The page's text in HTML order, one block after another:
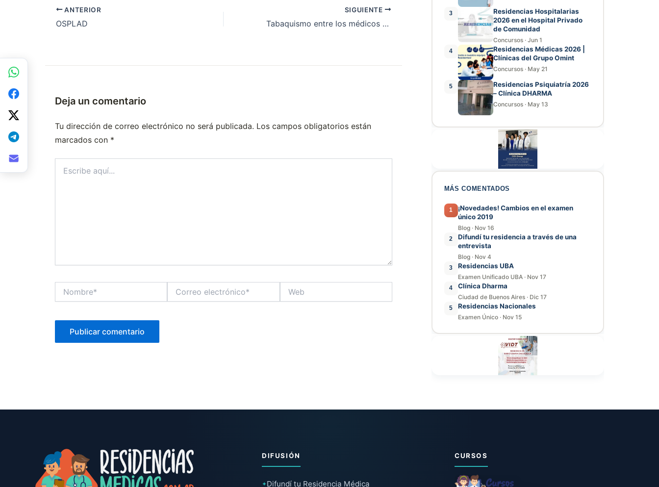
ANTERIOR
OSPLAD
SIGUIENTE
Tabaquismo entre los médicos residentes
Deja un comentario
Tu dirección de correo electrónico no será publicada. Los campos obligatorios están
marcados con *
aquí...
electrónico*
3
Residencias Hospitalarias
2026 en el Hospital Privado
de Comunidad
Concursos · Jun 1
4
Residencias Médicas 2026 |
Clínicas del Grupo Omint
Concursos · May 21
5
Residencias Psiquiatría 2026
– Clínica DHARMA
Concursos · May 13
MÁS COMENTADOS
1
¡Novedades! Cambios en el examen
único 2019
Blog · Nov 16
2
Difundí tu residencia a través de una
entrevista
Blog · Nov 4
3 Residencias UBA
Examen Unificado UBA · Nov 17
4 Clínica Dharma
Ciudad de Buenos Aires · Dic 17
5 Residencias Nacionales
Examen Único · Nov 15
DIFUSIÓN
✦Difundí tu Residencia Médica
CURSOS